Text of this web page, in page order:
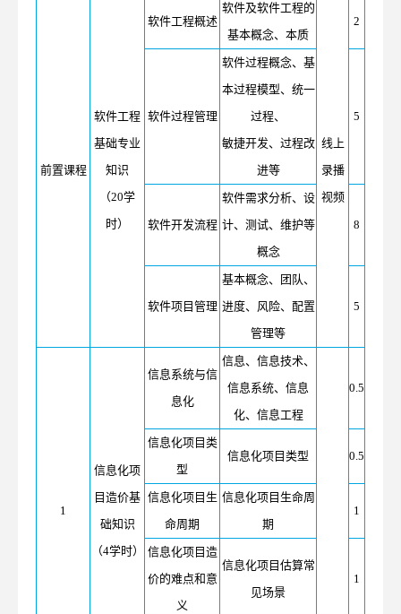
前置课程
软件工程
基础专业
知识
（20学
时）
软件工程概述
软件及软件工程的
基本概念、本质
线上
录播
视频
2
软件过程管理
软件过程概念、基
本过程模型、统一
过程、
敏捷开发、过程改
进等
5
软件开发流程
软件需求分析、设
计、测试、维护等
概念
8
软件项目管理
基本概念、团队、
进度、风险、配置
管理等
5
1
信息化项
目造价基
础知识
（4学时）
信息系统与信
息化
信息、信息技术、
信息系统、信息
化、信息工程
0.5
信息化项目类
型
信息化项目类型 0.5
信息化项目生
命周期
信息化项目生命周
期
1
信息化项目造
价的难点和意
义
信息化项目估算常
见场景
1